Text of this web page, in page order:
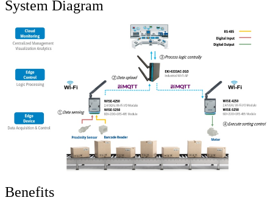
System Diagram
Benefits